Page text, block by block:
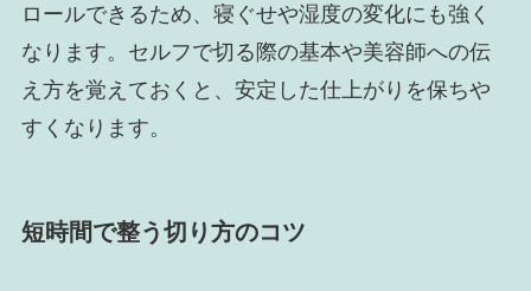
ロールできるため、寝ぐせや湿度の変化にも強く
なります。セルフで切る際の基本や美容師への伝
え方を覚えておくと、安定した仕上がりを保ちや
すくなります。
短時間で整う切り方のコツ